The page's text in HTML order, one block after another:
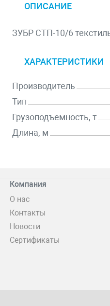
ОПИСАНИЕ
ЗУБР СТП-10/6
ХАРАКТЕРИСТИКИ
Производитель
Тип
Грузоподъемность, т
Длина, м
Компания
О нас
Контакты
Новости
Сертификаты